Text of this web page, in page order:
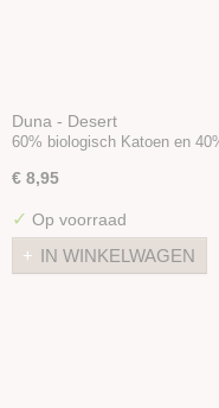
Duna - Desert
60% biologisch Katoen en
€ 8,95
✓ Op voorraad
IN WINKELWAGEN